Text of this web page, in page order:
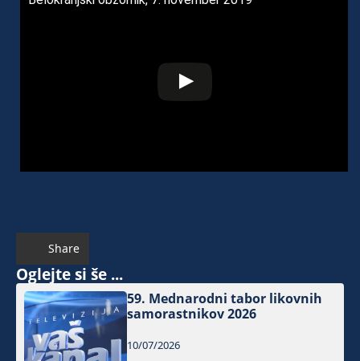
Share
Oglejte si še ...
59. Mednarodni tabor likovnih
samorastnikov 2026
10/07/2026